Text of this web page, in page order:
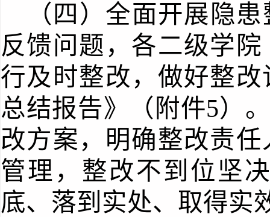
（四） 全面开展隐患
反馈问题，各二级学
行及时整改，做好整改
总结报告》（附件5）
改方案，明确整改责
管理，整改不到位坚
底、落到实处、取得实